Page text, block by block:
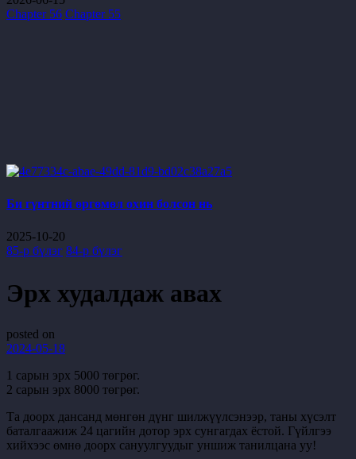
Chapter 56 Chapter 55
Би гүнтний өргөмөл охин болсон нь
2025-10-20
85-р бүлэг 84-р бүлэг
Эрх худалдаж авах
posted on
2024-05-18
1 сарын эрх 5000 төгрөг.
2 сарын эрх 8000 төгрөг.
Та доорх дансанд мөнгөн дүнг шилжүүлсэнээр, таны хүсэлт
баталгаажиж 24 цагийн дотор эрх сунгагдах ёстой. Гүйлгээ
хийхээс өмнө доорх сануулгуудыг уншиж танилцана уу!